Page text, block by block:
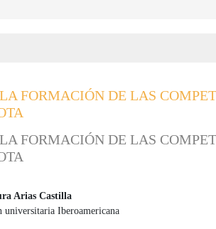
FORMACIÓN DE LAS
FORMACIÓN DE LAS
principal del artículo
Arias Castilla
universitaria Iberoamericana